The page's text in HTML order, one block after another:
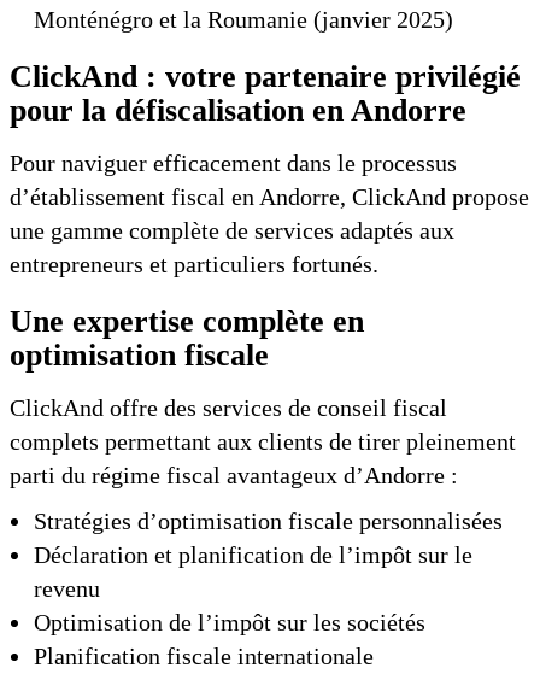
Monténégro et la Roumanie (janvier 2025)
ClickAnd : votre partenaire privilégié
pour la défiscalisation en Andorre
Pour naviguer efficacement dans le processus
d’établissement fiscal en Andorre, ClickAnd propose
une gamme complète de services adaptés aux
entrepreneurs et particuliers fortunés.
Une expertise complète en
optimisation fiscale
ClickAnd offre des services de conseil fiscal
complets permettant aux clients de tirer pleinement
parti du régime fiscal avantageux d’Andorre :
Stratégies d’optimisation fiscale personnalisées
Déclaration et planification de l’impôt sur le
revenu
Optimisation de l’impôt sur les sociétés
Planification fiscale internationale